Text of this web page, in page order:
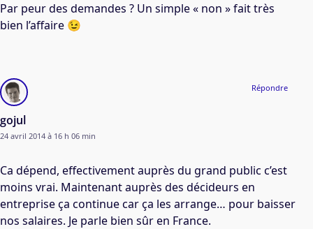
Par peur des demandes ? Un simple « non » fait très
bien l’affaire 😉
gojul
24 avril 2014 à 16 h 06 min
Ca dépend, effectivement auprès du grand public c’est
moins vrai. Maintenant auprès des décideurs en
entreprise ça continue car ça les arrange… pour baisser
nos salaires. Je parle bien sûr en France.
Répondre